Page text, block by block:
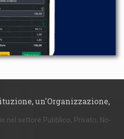
un'Organizzazione,
nel settore Pubblico, Privato, No-